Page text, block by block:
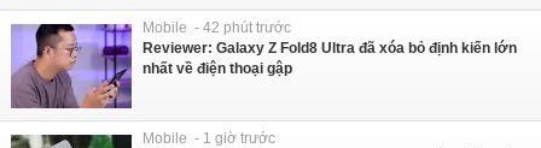
Mobile - 42 phút trước
Reviewer: Galaxy Z Fold8 Ultra đã xóa bỏ định kiến lớn
nhất về điện thoại gập
Mobile - 1 giờ trước